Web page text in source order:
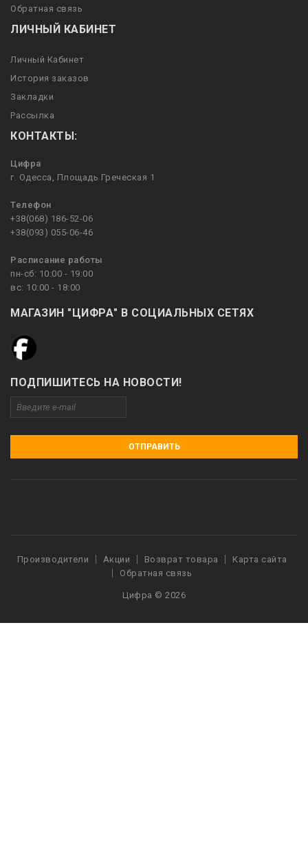
Обратная связь
ЛИЧНЫЙ КАБИНЕТ
Личный Кабинет
История заказов
Закладки
Рассылка
КОНТАКТЫ:
Цифра
г. Одесса, Площадь Греческая 1
Телефон
+38(068) 186-52-06
+38(093) 055-06-46
Расписание работы
пн-сб: 10:00 - 19:00
вс: 10:00 - 18:00
МАГАЗИН "ЦИФРА" В СОЦИАЛЬНЫХ СЕТЯХ
ПОДПИШИТЕСЬ НА НОВОСТИ!
ОТПРАВИТЬ
Производители Акции Возврат товара
Карта сайта
Обратная связь
Цифра © 2026